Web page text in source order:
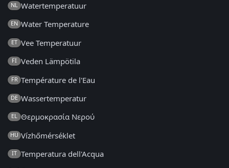
NL Watertemperatuur
EN Water Temperature
ET Vee Temperatuur
FI Veden Lämpötila
FR Température de l'Eau
DE Wassertemperatur
EL Θερμοκρασία Νερού
HU Vízhőmérséklet
IT Temperatura dell'Acqua